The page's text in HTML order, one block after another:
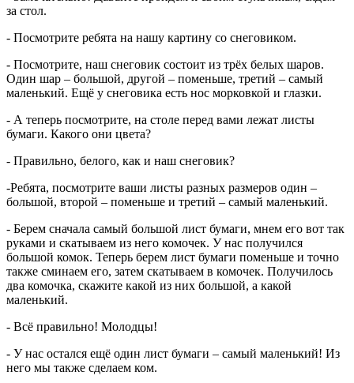
за стол.
- Посмотрите ребята на нашу картину со снеговиком.
- Посмотрите, наш снеговик состоит из трёх белых шаров.
Один шар – большой, другой – поменьше, третий – самый
маленький. Ещё у снеговика есть нос морковкой и глазки.
- А теперь посмотрите, на столе перед вами лежат листы
бумаги. Какого они цвета?
- Правильно, белого, как и наш снеговик?
-Ребята, посмотрите ваши листы разных размеров один –
большой, второй – поменьше и третий – самый маленький.
- Берем сначала самый большой лист бумаги, мнем его вот так
руками и скатываем из него комочек. У нас получился
большой комок. Теперь берем лист бумаги поменьше и точно
также сминаем его, затем скатываем в комочек. Получилось
два комочка, скажите какой из них большой, а какой
маленький.
- Всё правильно! Молодцы!
- У нас остался ещё один лист бумаги – самый маленький! Из
него мы также сделаем ком.